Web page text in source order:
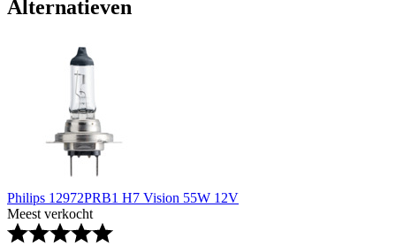
Alternatieven
Philips 12972PRB1 H7 Vision 55W 12V
Meest verkocht